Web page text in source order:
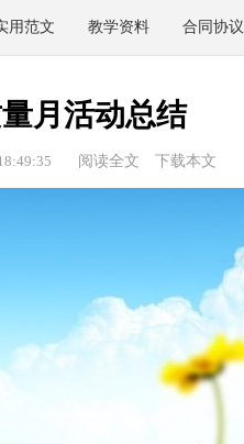
用范文 教学资料 合同协议
月活动总结
阅读全文 下载本文